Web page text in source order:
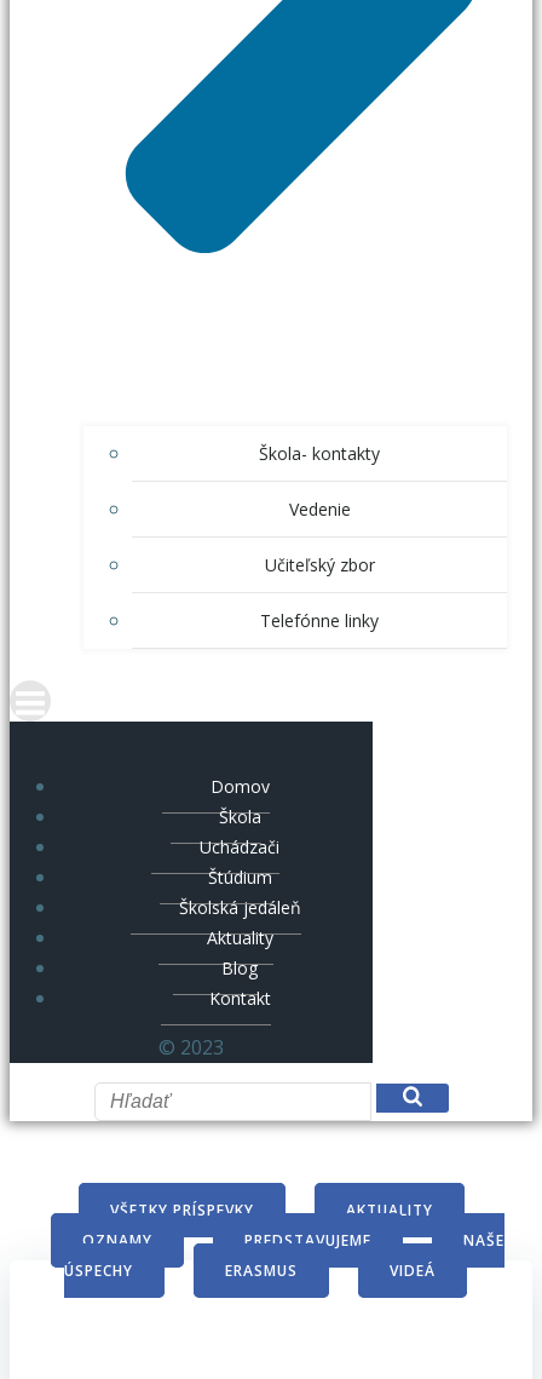
Škola- kontakty
Vedenie
Učiteľský zbor
Telefónne linky
Domov
Škola
Uchádzači
Štúdium
Školská jedáleň
Aktuality
Blog
Kontakt
© 2023
VŠETKY PRÍSPEVKY
AKTUALITY
OZNAMY
PREDSTAVUJEME
NAŠE
ÚSPECHY
ERASMUS VIDEÁ